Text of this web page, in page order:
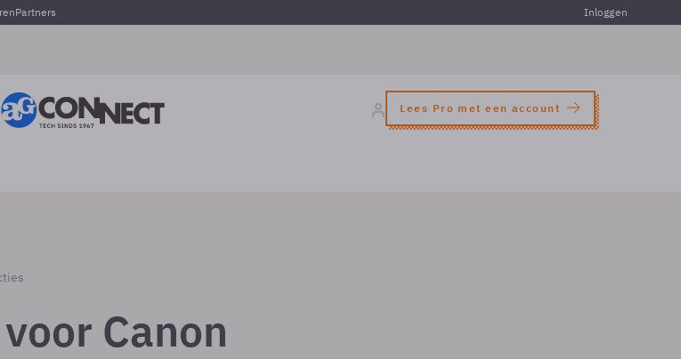
Partners Inloggen
Lees Pro met een account
Canon